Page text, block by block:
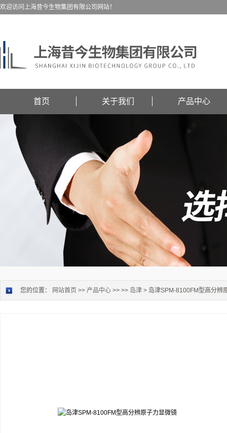
欢迎访问上海昔今生物集团有限公司网站！
首页 关于我们 产品中心
您的位置： 网站首页 >> 产品中心 >> >> 岛津 > 岛津SPM-8100FM型高分辨